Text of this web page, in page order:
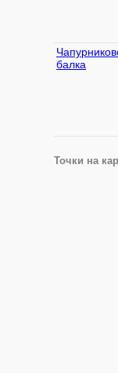
балка
Точки на